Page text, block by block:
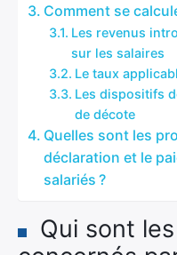
Comment se
Les revenus
sur les salaires
Le taux
Les dispositifs
de décote
Quelles sont les
déclaration et le
salariés ?
Qui sont